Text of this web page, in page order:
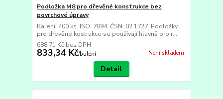
Podložka M8 pro dřevěné konstrukce bez
povrchové úpravy
Balení: 400 ks. ISO: 7094. ČSN: 02 1727. Podložky
pro dřevěné kostrukce se používají hlavně pro r...
833,34 Kč/balení
688,71 Kč bez DPH
Není skladem
Detail